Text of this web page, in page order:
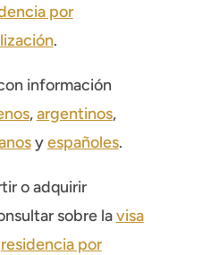
por
.
información
,argentinos,
yespañoles.
o adquirir
sobre lavisa
residencia por